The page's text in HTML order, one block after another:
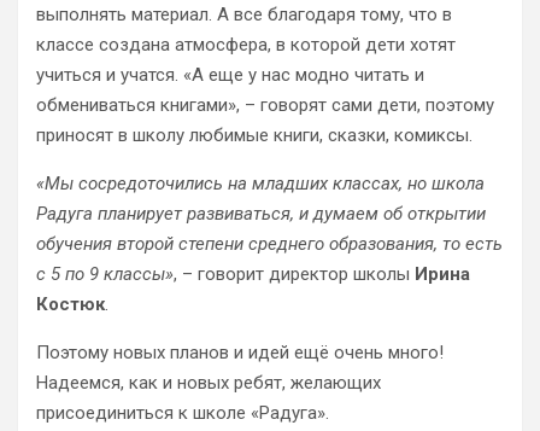
выполнять материал. А все благодаря тому, что в
классе создана атмосфера, в которой дети хотят
учиться и учатся. «А еще у нас модно читать и
обмениваться книгами», – говорят сами дети, поэтому
приносят в школу любимые книги, сказки, комиксы.
«Мы сосредоточились на младших классах, но школа
Радуга планирует развиваться, и думаем об открытии
обучения второй степени среднего образования, то есть
с 5 по 9 классы», – говорит директор школы Ирина
Костюк.
Поэтому новых планов и идей ещё очень много!
Надеемся, как и новых ребят, желающих
присоединиться к школе «Радуга».